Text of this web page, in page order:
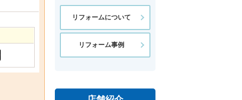
リフォームについて
リフォーム事例